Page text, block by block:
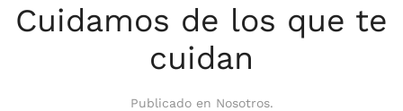
Cuidamos de los que te
cuidan
Publicado en Nosotros.